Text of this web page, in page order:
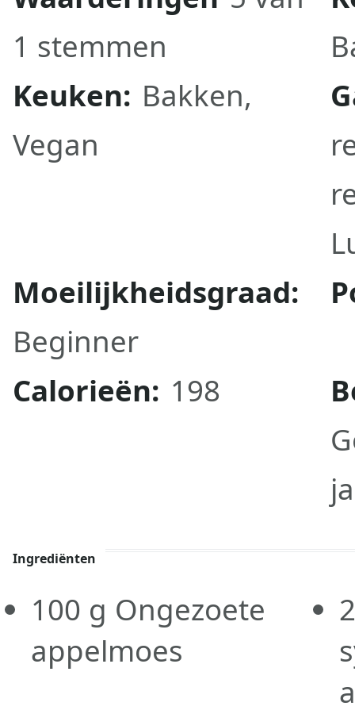
1 stemmen
Keuken: Bakken,
Vegan
Moeilijkheidsgraad:
Beginner
Calorieën: 198
Ingrediënten
100 g Ongezoete
appelmoes